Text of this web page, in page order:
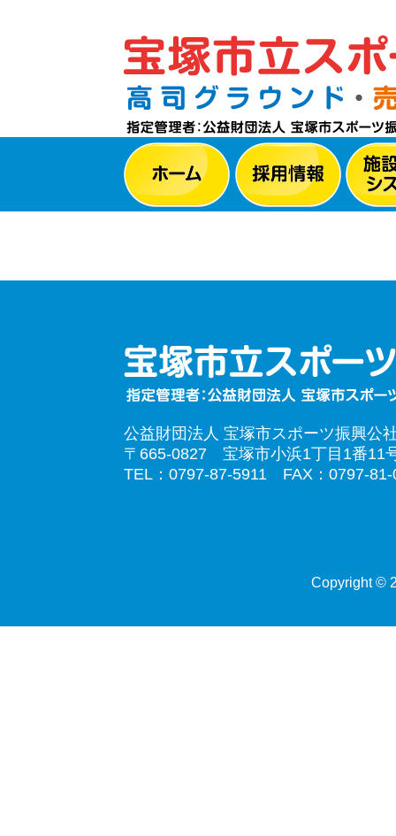
公益財団法人 宝塚市スポーツ振興公
〒665-0827 宝塚市小浜1丁目1番11
TEL：0797-87-5911 FAX：0797-81-
Copyright ©